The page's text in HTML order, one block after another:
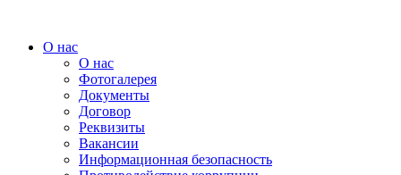
О нас
О нас
Фотогалерея
Документы
Договор
Реквизиты
Вакансии
Информационная безопасность